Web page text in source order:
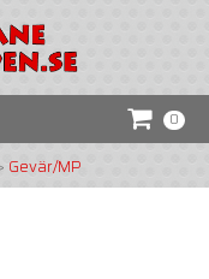
0
Gevär/MP